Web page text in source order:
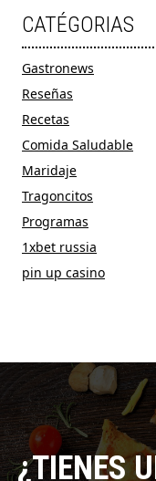
CATÉGORIAS
Gastronews
Reseñas
Recetas
Comida Saludable
Maridaje
Tragoncitos
Programas
1xbet russia
pin up casino
¿TIENES